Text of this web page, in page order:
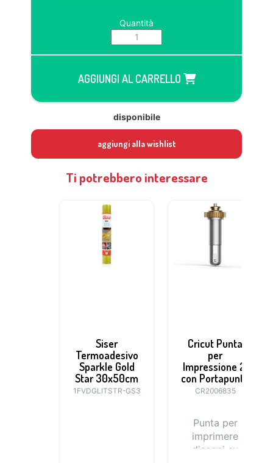
Quantità
AGGIUNGI AL CARRELLO
disponibile
aggiungi alla wishlist
Ti potrebbero interessare
Siser
Termoadesivo
Sparkle Gold
Star 30x50cm
1FVDGLITSTR-GS3
Cricut Punta
per
Impressione 21
con Portapunta
CR2006835
Punta per
imprimere
disegni su